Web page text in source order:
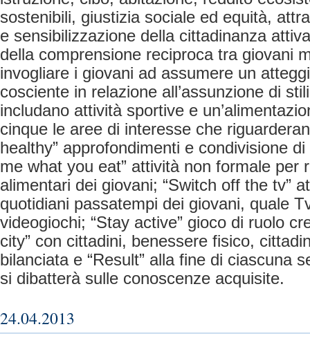
sostenibili, giustizia sociale ed equità,
e sensibilizzazione della cittadinanza
della comprensione reciproca tra giovani
invogliare i giovani ad assumere un
cosciente in relazione all’assunzione di
includano attività sportive e
cinque le aree di interesse che
healthy” approfondimenti e condivisione
me what you eat” attività non formale per
alimentari dei giovani; “Switch off the tv”
quotidiani passatempi dei giovani, quale
videogiochi; “Stay active” gioco di ruolo
city” con cittadini, benessere fisico,
bilanciata e “Result” alla fine di ciascuna
si dibatterà sulle conoscenze acquisite.
24.04.2013